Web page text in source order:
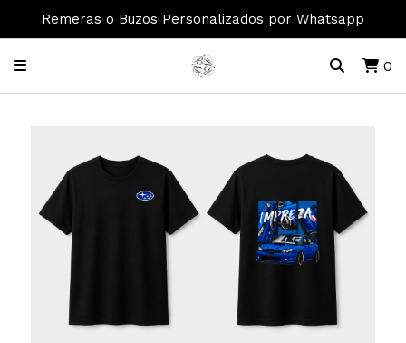
Remeras o Buzos Personalizados por Whatsapp
0